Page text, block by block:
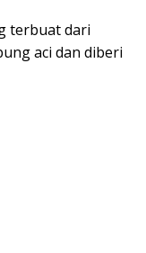
terbuat dari
aci dan diberi